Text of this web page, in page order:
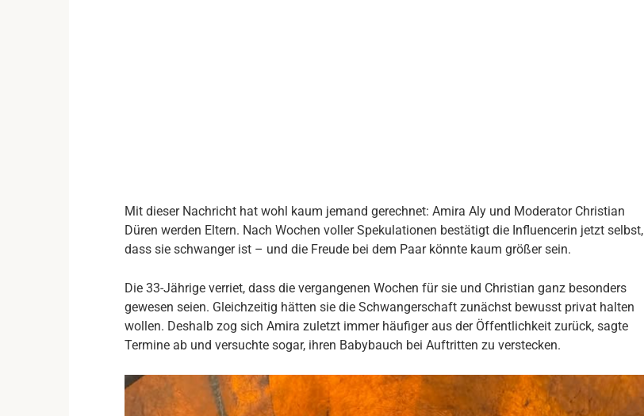
Mit dieser Nachricht hat wohl kaum jemand gerechnet: Amira Aly und Moderator Christian
Düren werden Eltern. Nach Wochen voller Spekulationen bestätigt die Influencerin jetzt selbst,
dass sie schwanger ist – und die Freude bei dem Paar könnte kaum größer sein.
Die 33-Jährige verriet, dass die vergangenen Wochen für sie und Christian ganz besonders
gewesen seien. Gleichzeitig hätten sie die Schwangerschaft zunächst bewusst privat halten
wollen. Deshalb zog sich Amira zuletzt immer häufiger aus der Öffentlichkeit zurück, sagte
Termine ab und versuchte sogar, ihren Babybauch bei Auftritten zu verstecken.